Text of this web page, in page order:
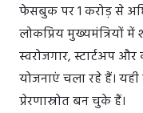
फेसबुक पर 1 करोड़ से
लोकप्रिय मुख्यमंत्रियों
स्वरोजगार, स्टार्टअप
योजनाएं चला रहे हैं।
प्रेरणास्रोत बन चुके हैं।